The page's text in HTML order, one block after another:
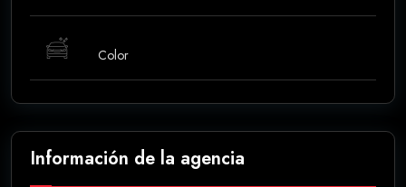
Color
Información de la agencia